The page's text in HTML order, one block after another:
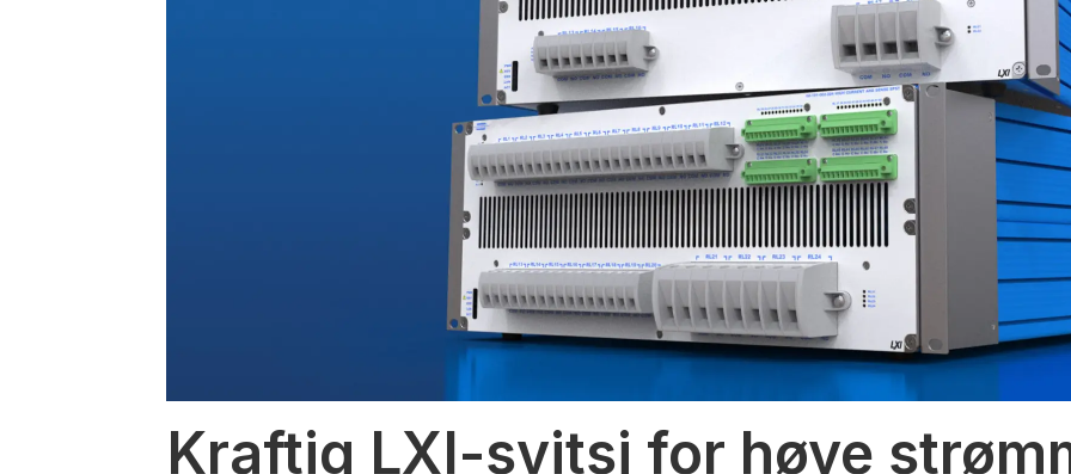
Kraftig LXI-svitsj for høye